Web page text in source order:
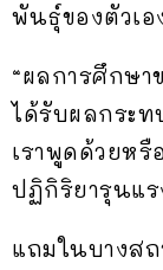
พันธุ์ของตัวเอ
“ผลการศึกษา
ได้รับผลกระท
เราพูดด้วยห
ปฏิกิริยารุนแ
แถมในบางส